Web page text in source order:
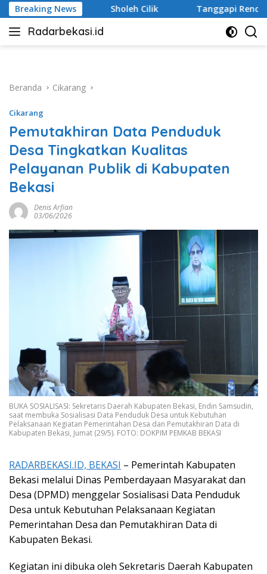
Langsung
ke
konten
Breaking NewsTanggapi Rencana Tugu Peringatan, Paguyuban
Radarbekasi.id
Berita
Beranda
Cikarang
Cikarang
Pemutakhiran Data Penduduk
Desa Tingkatkan Kualitas
Pelayanan Publik di Kabupaten
Bekasi
Denis Arfian
03/06/2026
BUKA SOSIALISASI: Sekretaris Daerah Kabupaten Bekasi, Endin Samsudin,
saat membuka Sosialisasi Data Penduduk Desa untuk Kebutuhan
Pelaksanaan Kegiatan Pemerintahan Desa dan Pemutakhiran Data di
Kabupaten Bekasi, Jumat (29/5). FOTO: DOKPIM PEMKAB BEKASI
RADARBEKASI.ID, BEKASI – Pemerintah Kabupaten
Bekasi melalui Dinas Pemberdayaan Masyarakat dan
Desa (DPMD) menggelar Sosialisasi Data Penduduk
Desa untuk Kebutuhan Pelaksanaan Kegiatan
Pemerintahan Desa dan Pemutakhiran Data di
Kabupaten Bekasi.
Kegiatan ini dibuka oleh Sekretaris Daerah Kabupaten